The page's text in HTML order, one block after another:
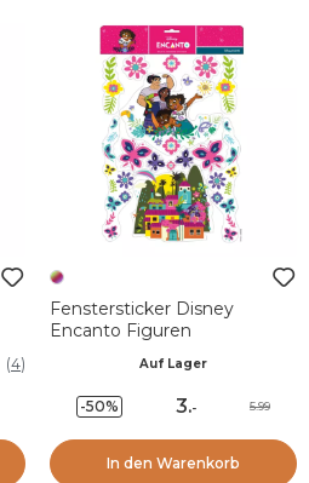
(4)
Fenstersticker Disney
Encanto Figuren
Auf Lager
-50% 3.- 5.99
In den Warenkorb